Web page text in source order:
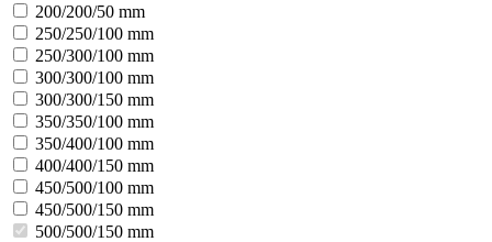
200/200/50 mm
250/250/100 mm
250/300/100 mm
300/300/100 mm
300/300/150 mm
350/350/100 mm
350/400/100 mm
400/400/150 mm
450/500/100 mm
450/500/150 mm
500/500/150 mm